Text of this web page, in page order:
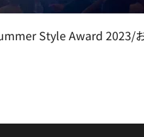
Style Award 2023/